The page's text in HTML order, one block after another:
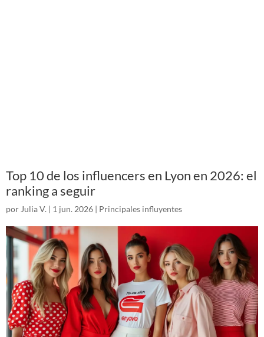
Top 10 de los influencers en Lyon en 2026: el
ranking a seguir
por Julia V. | 1 jun. 2026 | Principales influyentes